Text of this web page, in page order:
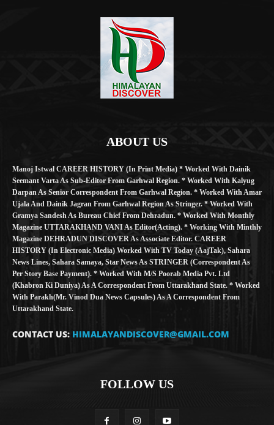
ABOUT US
Manoj Istwal CAREER HISTORY (in Print Media) * Worked With Dainik
Seemant Varta As Sub-Editor From Garhwal Region. * Worked With Kalyug
Darpan As Senior Correspondent From Garhwal Region. * Worked With Amar
Ujala And Dainik Jagran From Garhwal Region As Stringer. * Worked With
Gramya Sandesh As Bureau Chief From Dehradun. * Worked With Monthly
Magazine UTTARAKHAND VANI As Editor(Acting). * Working With Minthly
Magazine DEHRADUN DISCOVER As Associate Editor. CAREER
HISTORY (in Electronic Media) Worked With TV Today (AajTak), Sahara
News Lines, Sahara Samaya, Star News As STRINGER (Correspondent As
Per Story Base Payment). * Worked With M/S Poorab Media Pvt. Ltd
(Khabron Ki Duniya) As A Correspondent From Uttarakhand State. * Worked
With Parakh(Mr. Vinod Dua News Capsules) As A Correspondent From
Uttarakhand State.
CONTACT US: HIMALAYANDISCOVER@GMAIL.COM
FOLLOW US